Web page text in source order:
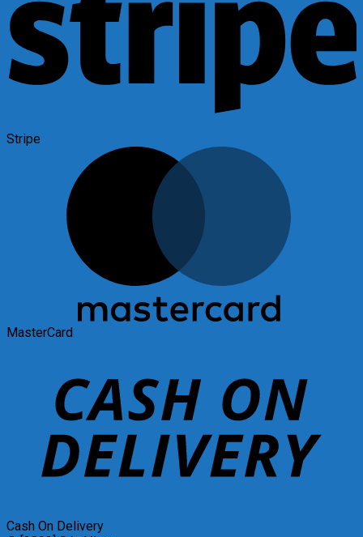
Stripe
MasterCard
Cash On Delivery